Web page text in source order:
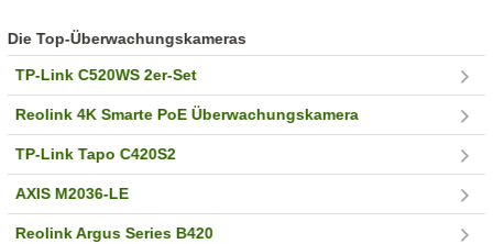
Die Top-Überwachungskameras
TP-Link C520WS 2er-Set
Reolink 4K Smarte PoE Überwachungskamera
TP-Link Tapo C420S2
AXIS M2036-LE
Reolink Argus Series B420